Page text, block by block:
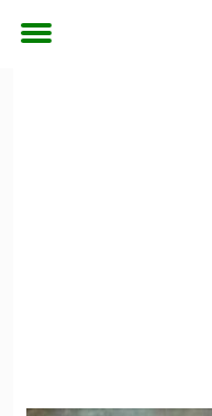
Toggle